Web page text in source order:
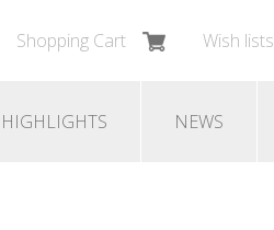
Shopping Cart Wish lists
HIGHLIGHTS NEWS